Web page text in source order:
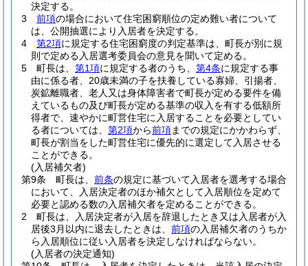
決定する。
3
前項の場合において住宅困窮順位の定め難い者について
は、公開抽選により入居者を決定する。
4
第2項に規定する住宅困窮度の判定基準は、町長が別に規
則で定める入居選考委員会の意見を聞いて定める。
5
町長は、 第1項に規定する者のうち、 第4条に規定する事
由に係る者、20歳未満の子を扶養している寡婦、引揚者、
炭鉱離職者、老人又は身体障害者で町長が定める要件を備
えているもの及び町長が定める基準の収入を有する低額所
得者で、速やかに町営住宅に入居することを必要としてい
る者については、 第2項から前項までの規定にかかわらず、
町長が割当をした町営住宅に優先的に選定して入居させる
ことができる。
(入居補欠者)
第9条
町長は、 前条の規定に基づいて入居者を選考する場合
において、入居決定者のほか補欠として入居順位を定めて
必要と認める数の入居補欠者を定めることができる。
2
町長は、入居決定者が入居を辞退したとき又は入居者が入
居後3月以内に退去したときは、 前項の入居補欠者のうちか
ら入居順位に従い入居者を決定しなければならない。
(入居者の決定通知)